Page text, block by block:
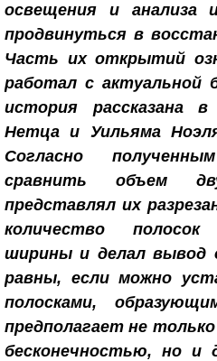
освещения и анализа
продвинуться в
Часть их открытий
работал с актуальной
история рассказана
Нетца и Уильяма
Согласно
сравнить объем
представлял их
количество
ширины и делал
равны, если можно
полосками,
предполагает не
бесконечностью, но и